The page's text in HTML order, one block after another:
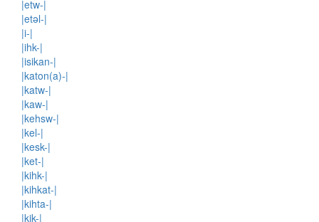
|etw-|
|etəl-|
|i-|
|ihk-|
|isikan-|
|katon(a)-|
|katw-|
|kaw-|
|kehsw-|
|kel-|
|kesk-|
|ket-|
|kihk-|
|kihkat-|
|kihta-|
|kik-|